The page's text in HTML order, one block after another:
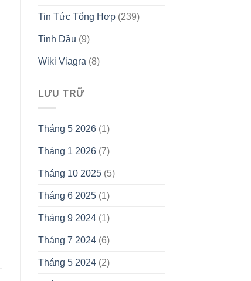
Tin Tức Tổng Hợp(239)
Tinh Dầu (9)
Wiki Viagra (8)
LƯU TRỮ
Tháng 5 2026(1)
Tháng 1 2026(7)
Tháng 10 2025(5)
Tháng 6 2025(1)
Tháng 9 2024(1)
Tháng 7 2024(6)
Tháng 5 2024(2)